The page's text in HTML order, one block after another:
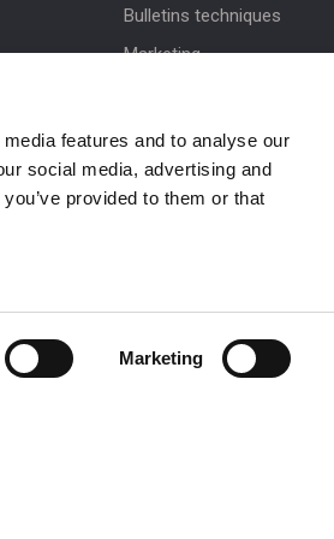
features and to analyse our
social media, advertising and
provided to them or that
Marketing
Bulletins techniques
Marketing
Assistance de Niftylink
NiftyPRO